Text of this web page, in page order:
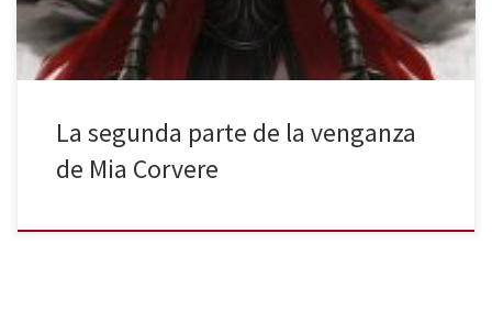
La segunda parte de la venganza
de Mia Corvere